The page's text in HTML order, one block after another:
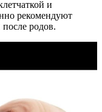
и
рекомендуют
родов.